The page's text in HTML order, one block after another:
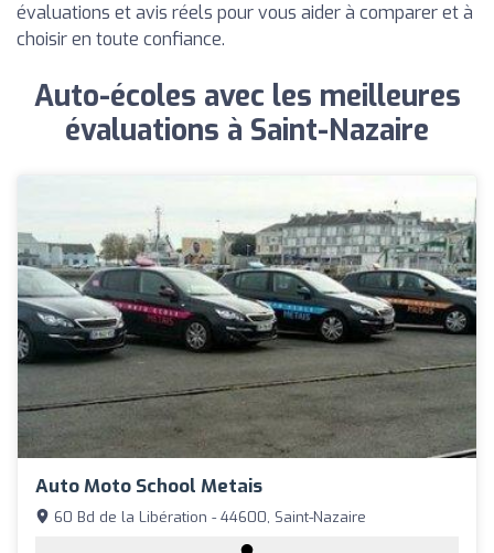
évaluations et avis réels pour vous aider à comparer et à
choisir en toute confiance.
Auto-écoles avec les meilleures
évaluations à Saint-Nazaire
Auto Moto School Metais
60 Bd de la Libération - 44600, Saint-Nazaire